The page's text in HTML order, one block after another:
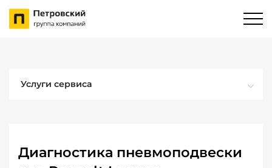
Услуги сервиса
Диагностика пневмоподвески